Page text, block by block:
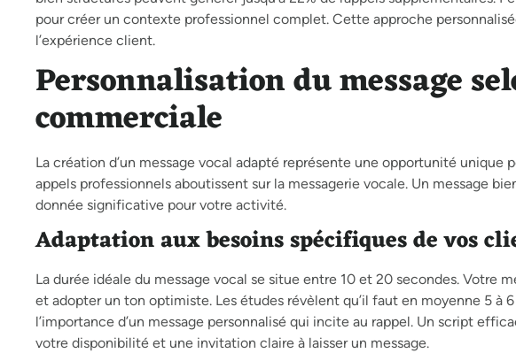
pour créer un contexte professionnel complet. Cette approche
l’expérience client.
Personnalisation du message
commerciale
La création d’un message vocal adapté représente une opportunité
appels professionnels aboutissent sur la messagerie vocale. Un message
donnée significative pour votre activité.
Adaptation aux besoins spécifiques de vos
La durée idéale du message vocal se situe entre 10 et 20 secondes. Votre
et adopter un ton optimiste. Les études révèlent qu’il faut en moyenne 5
l’importance d’un message personnalisé qui incite au rappel. Un script
votre disponibilité et une invitation claire à laisser un message.